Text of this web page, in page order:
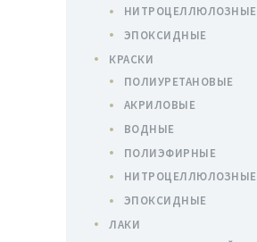
НИТРОЦЕЛЛЮЛОЗНЫЕ
ЭПОКСИДНЫЕ
КРАСКИ
ПОЛИУРЕТАНОВЫЕ
АКРИЛОВЫЕ
ВОДНЫЕ
ПОЛИЭФИРНЫЕ
НИТРОЦЕЛЛЮЛОЗНЫЕ
ЭПОКСИДНЫЕ
ЛАКИ